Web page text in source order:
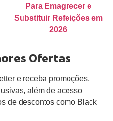
Para Emagrecer e
Substituir Refeições em
2026
Ofertas
e receba promoções,
além de acesso
de descontos como Black